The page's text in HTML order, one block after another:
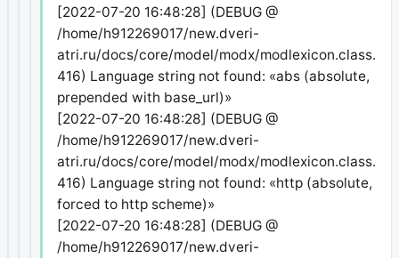
[2022-07-20 16:48:28] (DEBUG @
/home/h912269017/new.dveri-
atri.ru/docs/core/model/modx/
416) Language string not found: «abs (absolute,
prepended with base_url)»
[2022-07-20 16:48:28] (DEBUG @
/home/h912269017/new.dveri-
atri.ru/docs/core/model/modx/
416) Language string not found: «http (absolute,
forced to http scheme)»
[2022-07-20 16:48:28] (DEBUG @
/home/h912269017/new.dveri-